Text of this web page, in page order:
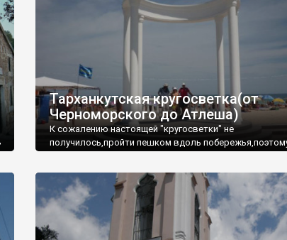
Тарханкутская кругосветка(от
Черноморского до Атлеша)
К сожалению настоящей "кругосветки" не
получилось,пройти пешком вдоль